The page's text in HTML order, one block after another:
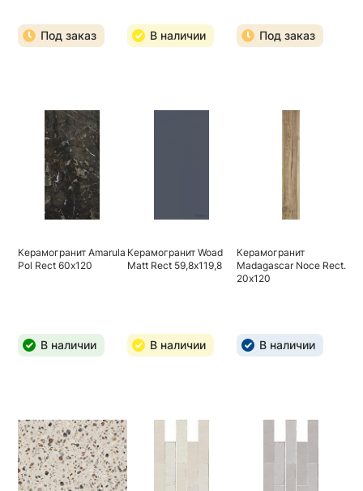
Под заказ В наличии Под заказ
Керамогранит Amarula
Pol Rect 60х120
В наличии
Керамогранит Woad
Matt Rect 59,8х119,8
В наличии
Керамогранит
Madagascar Noce Rect.
20х120
В наличии